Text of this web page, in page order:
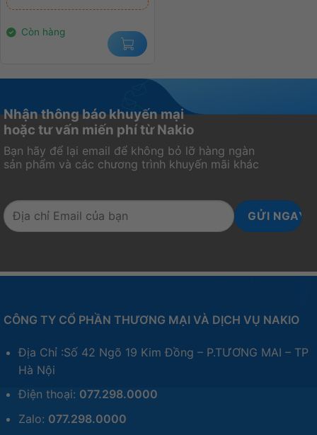
2.900.000₫.
là:
Còn hàng
Nhận thông báo khuyến mại
hoặc tư vấn miến phí từ Nakio
Bạn hãy để lại email để không bỏ lỡ hàng ngàn
sản phẩm và các chương trình khuyến mãi khác
CÔNG TY CỔ PHẦN THƯƠNG MẠI VÀ DỊCH VỤ NAKIO
Địa Chỉ :Số 42 Ngõ 19 Kim Đồng – P.TƯƠNG MAI – TP
Hà Nội
Điện thoại: 077.298.0000
Zalo: 077.298.0000